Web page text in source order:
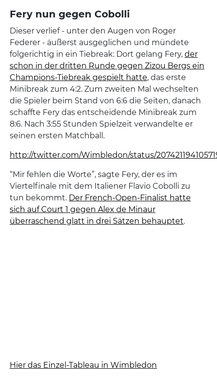
Fery nun gegen Cobolli
Dieser verlief - unter den Augen von Roger
Federer - äußerst ausgeglichen und mündete
folgerichtig in ein Tiebreak: Dort gelang Fery, der
schon in der dritten Runde gegen Zizou Bergs ein
Champions-Tiebreak gespielt hatte, das erste
Minibreak zum 4:2. Zum zweiten Mal wechselten
die Spieler beim Stand von 6:6 die Seiten, danach
schaffte Fery das entscheidende Minibreak zum
8:6. Nach 3:55 Stunden Spielzeit verwandelte er
seinen ersten Matchball.
http://twitter.com/Wimbledon/status/
“Mir fehlen die Worte”, sagte Fery, der es im
Viertelfinale mit dem Italiener Flavio Cobolli zu
tun bekommt. Der French-Open-Finalist hatte
sich auf Court 1 gegen Alex de Minaur
überraschend glatt in drei Sätzen behauptet.
Hier das Einzel-Tableau in Wimbledon